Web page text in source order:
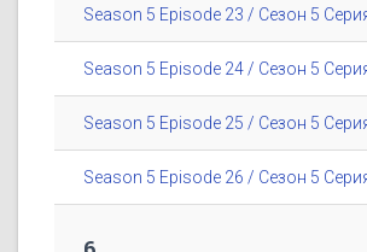
Season 5 Episode 23 / Сезон 5
Season 5 Episode 24 / Сезон 5
Season 5 Episode 25 / Сезон 5
Season 5 Episode 26 / Сезон 5